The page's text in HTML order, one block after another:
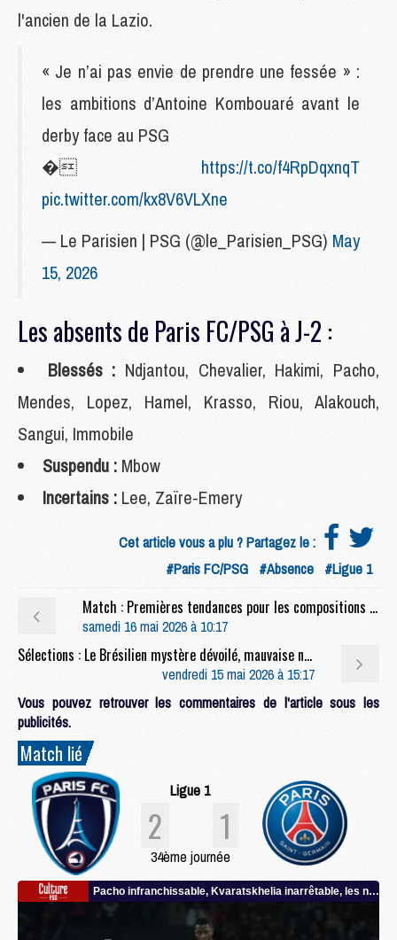
l'ancien de la Lazio.
« Je n’ai pas envie de prendre une fessée » :
les ambitions d’Antoine Kombouaré avant le
derby face au PSG
� https://t.co/f4RpDqxnqT
pic.twitter.com/kx8V6VLXne
— Le Parisien | PSG (@le_Parisien_PSG) May
15, 2026
Les absents de Paris FC/PSG à J-2 :
Blessés : Ndjantou, Chevalier, Hakimi, Pacho,
Mendes, Lopez, Hamel, Krasso, Riou, Alakouch,
Sangui, Immobile
Suspendu : Mbow
Incertains : Lee, Zaïre-Emery
Cet article vous a plu ? Partagez le :
#Paris FC/PSG #Absence #Ligue 1
Match : Premières tendances pour les compositions de Paris FC/PSG
samedi 16 mai 2026 à 10:17
Sélections : Le Brésilien mystère dévoilé, mauvaise nouvelle pour Beraldo
vendredi 15 mai 2026 à 15:17
Vous pouvez retrouver les commentaires de l'article sous les
publicités.
Match lié
Ligue 1
2 1
34ème journée